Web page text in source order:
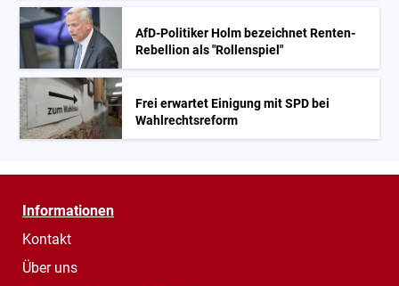
AfD-Politiker Holm bezeichnet Renten-
Rebellion als "Rollenspiel"
Frei erwartet Einigung mit SPD bei
Wahlrechtsreform
Informationen
Kontakt
Über uns